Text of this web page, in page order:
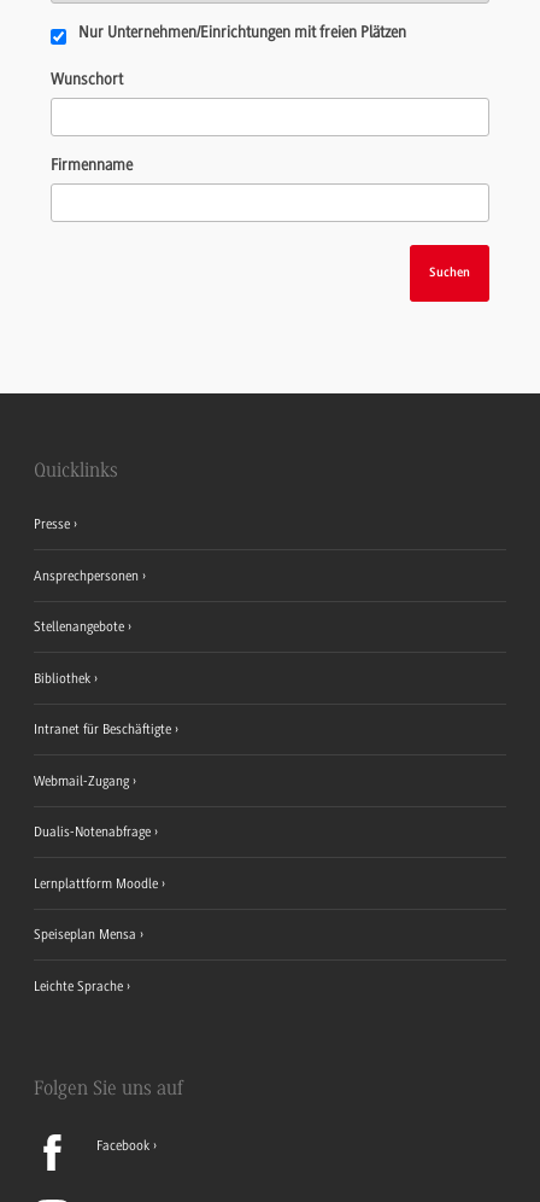
Nur Unternehmen/Einrichtungen mit freien Plätzen
Wunschort
Firmenname
Quicklinks
Presse
Ansprechpersonen
Stellenangebote
Bibliothek
Intranet für Beschäftigte
Webmail-Zugang
Dualis-Notenabfrage
Lernplattform Moodle
Speiseplan Mensa
Leichte Sprache
Folgen Sie uns auf
Facebook